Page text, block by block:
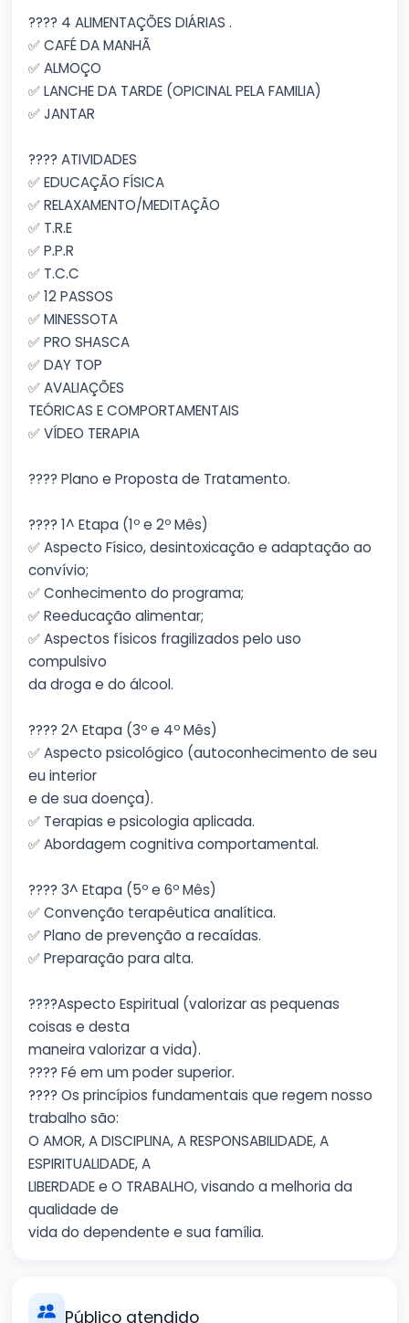
???? 4 ALIMENTAÇÕES DIÁRIAS .
✅ CAFÉ DA MANHÃ
✅ ALMOÇO
✅ LANCHE DA TARDE (OPICINAL PELA FAMILIA)
✅ JANTAR
???? ATIVIDADES
✅ EDUCAÇÃO FÍSICA
✅ RELAXAMENTO/MEDITAÇÃO
✅ T.R.E
✅ P.P.R
✅ T.C.C
✅ 12 PASSOS
✅ MINESSOTA
✅ PRO SHASCA
✅ DAY TOP
✅ AVALIAÇÕES
TEÓRICAS E COMPORTAMENTAIS
✅ VÍDEO TERAPIA
???? Plano e Proposta de Tratamento.
???? 1^ Etapa (1º e 2º Mês)
✅ Aspecto Físico, desintoxicação e adaptação ao
convívio;
✅ Conhecimento do programa;
✅ Reeducação alimentar;
✅ Aspectos físicos fragilizados pelo uso
compulsivo
da droga e do álcool.
???? 2^ Etapa (3º e 4º Mês)
✅ Aspecto psicológico (autoconhecimento de seu
eu interior
e de sua doença).
✅ Terapias e psicologia aplicada.
✅ Abordagem cognitiva comportamental.
???? 3^ Etapa (5º e 6º Mês)
✅ Convenção terapêutica analítica.
✅ Plano de prevenção a recaídas.
✅ Preparação para alta.
????Aspecto Espiritual (valorizar as pequenas
coisas e desta
maneira valorizar a vida).
???? Fé em um poder superior.
???? Os princípios fundamentais que regem nosso
trabalho são:
O AMOR, A DISCIPLINA, A RESPONSABILIDADE, A
ESPIRITUALIDADE, A
LIBERDADE e O TRABALHO, visando a melhoria da
qualidade de
vida do dependente e sua família.
Público atendido